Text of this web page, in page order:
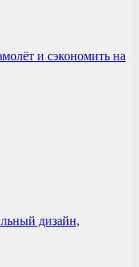
и сэкономить на
дизайн,